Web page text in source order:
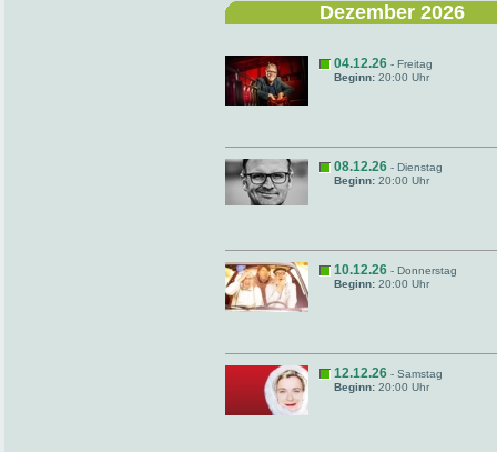
Dezember 2026
04.12.26 - Freitag
Beginn: 20:00 Uhr
08.12.26 - Dienstag
Beginn: 20:00 Uhr
10.12.26 - Donnerstag
Beginn: 20:00 Uhr
12.12.26 - Samstag
Beginn: 20:00 Uhr